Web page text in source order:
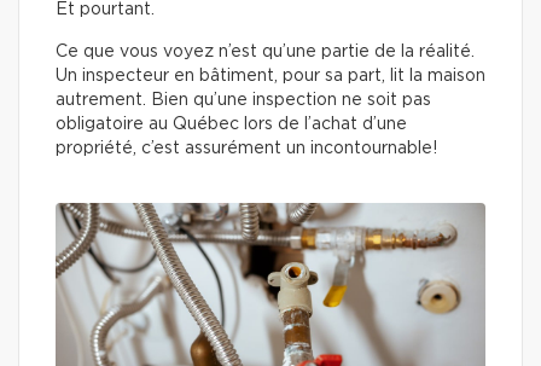
Et pourtant.
Ce que vous voyez n’est qu’une partie de la réalité.
Un inspecteur en bâtiment, pour sa part, lit la maison
autrement. Bien qu’une inspection ne soit pas
obligatoire au Québec lors de l’achat d’une
propriété, c’est assurément un incontournable!